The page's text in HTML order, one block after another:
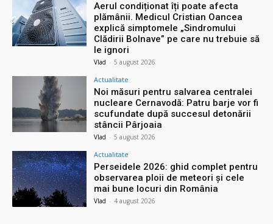
Aerul condiționat îți poate afecta
plămânii. Medicul Cristian Oancea
explică simptomele „Sindromului
Clădirii Bolnave” pe care nu trebuie să
le ignori
Vlad - 5 august 2026
Actualitate
Noi măsuri pentru salvarea centralei
nucleare Cernavodă: Patru barje vor fi
scufundate după succesul detonării
stâncii Pârjoaia
Vlad - 5 august 2026
Actualitate
Perseidele 2026: ghid complet pentru
observarea ploii de meteori și cele
mai bune locuri din România
Vlad - 4 august 2026